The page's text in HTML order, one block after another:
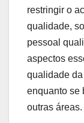
restringir o
qualidade,
pessoal
aspectos
qualidade
enquanto se
outras áreas.